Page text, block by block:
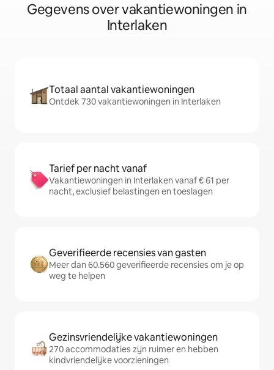
Gegevens over vakantiewoningen in
Interlaken
Totaal aantal vakantiewoningen
Ontdek 730 vakantiewoningen in Interlaken
Tarief per nacht vanaf
Vakantiewoningen in Interlaken vanaf € 61 per
nacht, exclusief belastingen en toeslagen
Geverifieerde recensies van gasten
Meer dan 60.560 geverifieerde recensies om je op
weg te helpen
Gezinsvriendelijke vakantiewoningen
270 accommodaties zijn ruimer en hebben
kindvriendelijke voorzieningen